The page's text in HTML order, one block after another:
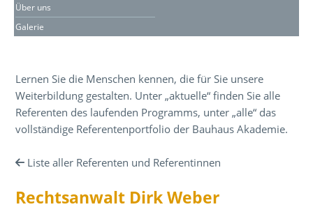
Über uns
Galerie
Lernen Sie die Menschen kennen, die für Sie unsere
Weiterbildung gestalten. Unter „aktuelle“ finden Sie alle
Referenten des laufenden Programms, unter „alle“ das
vollständige Referentenportfolio der Bauhaus Akademie.
Liste aller Referenten und Referentinnen
Rechtsanwalt Dirk Weber